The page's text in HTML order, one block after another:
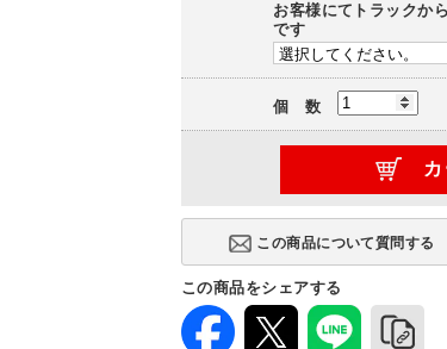
お客様にてトラックか
です
個 数
この商品をシェアする